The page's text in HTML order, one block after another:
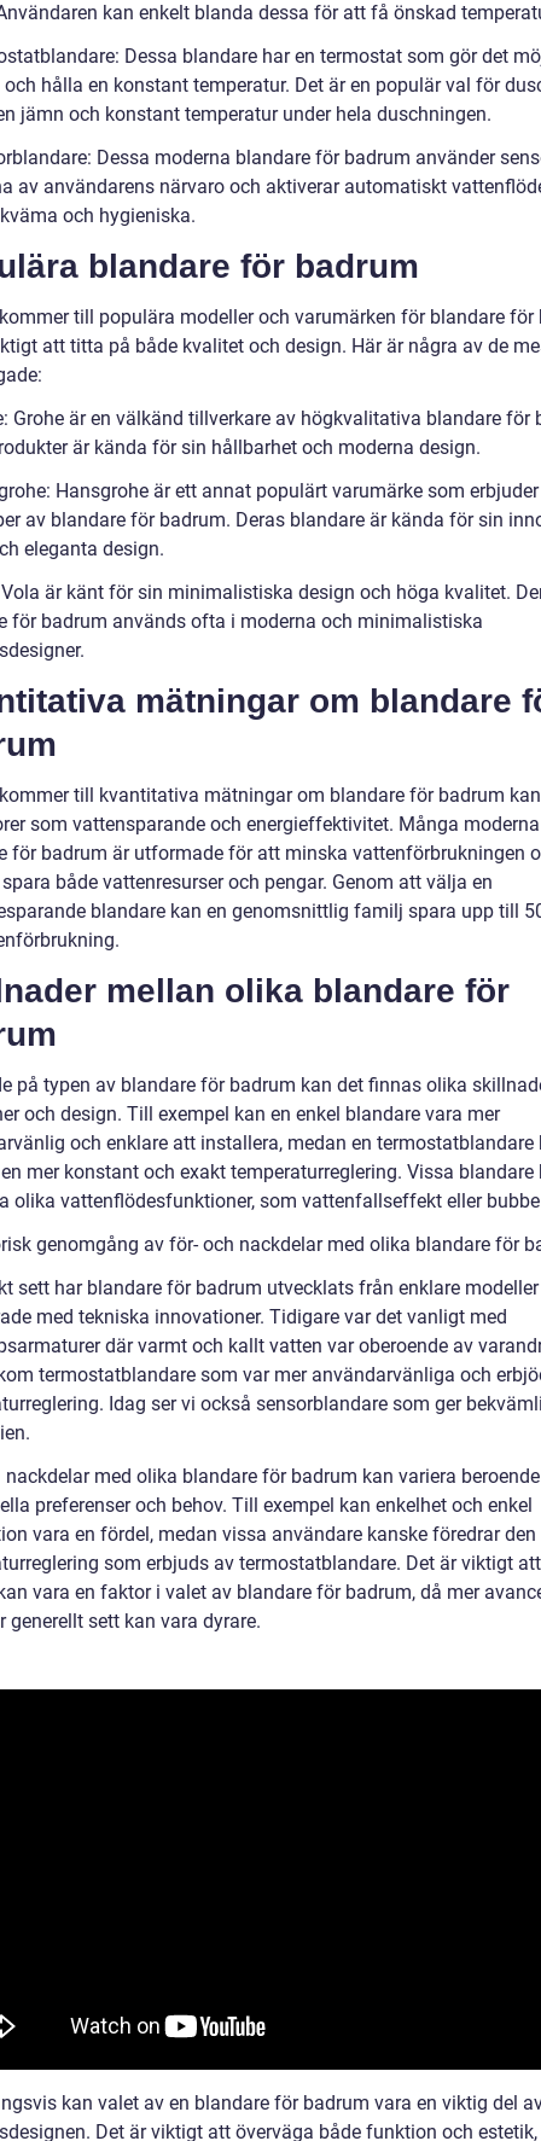
kan enkelt blanda dessa för att få önskad
Dessa blandare har en termostat som gör det
hålla en konstant temperatur. Det är en populär val för
jämn och konstant temperatur under hela duschningen.
Dessa moderna blandare för badrum använder
av användarens närvaro och aktiverar automatiskt
och hygieniska.
blandare för badrum
till populära modeller och varumärken för blandare för
att titta på både kvalitet och design. Här är några av de
Grohe är en välkänd tillverkare av högkvalitativa blandare för
är kända för sin hållbarhet och moderna design.
Hansgrohe är ett annat populärt varumärke som
av blandare för badrum. Deras blandare är kända för sin
eleganta design.
är känt för sin minimalistiska design och höga kvalitet.
för badrum används ofta i moderna och minimalistiska
mätningar om blandare
till kvantitativa mätningar om blandare för badrum
som vattensparande och energieffektivitet. Många moderna
för badrum är utformade för att minska vattenförbrukningen
både vattenresurser och pengar. Genom att välja en
blandare kan en genomsnittlig familj spara upp till
mellan olika blandare för
på typen av blandare för badrum kan det finnas olika
och design. Till exempel kan en enkel blandare vara mer
och enklare att installera, medan en termostatblandare
mer konstant och exakt temperaturreglering. Vissa blandare
olika vattenflödesfunktioner, som vattenfallseffekt eller
genomgång av för- och nackdelar med olika blandare för
sett har blandare för badrum utvecklats från enklare
med tekniska innovationer. Tidigare var det vanligt med
där varmt och kallt vatten var oberoende av
termostatblandare som var mer användarvänliga och
Idag ser vi också sensorblandare som ger
nackdelar med olika blandare för badrum kan variera
preferenser och behov. Till exempel kan enkelhet och enkel
vara en fördel, medan vissa användare kanske föredrar den
som erbjuds av termostatblandare. Det är viktigt
vara en faktor i valet av blandare för badrum, då mer
generellt sett kan vara dyrare.
kan valet av en blandare för badrum vara en viktig del
Det är viktigt att överväga både funktion och